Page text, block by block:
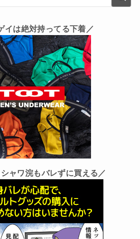
イは絶対持ってる下着／
ャワ浣もバレずに買える／